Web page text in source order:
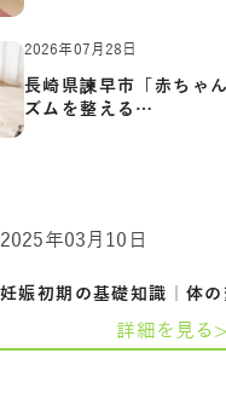
2026年07月28日
長崎県諫早市「赤ちゃ
ズムを整える…
2025年03月10日
詳細を見る